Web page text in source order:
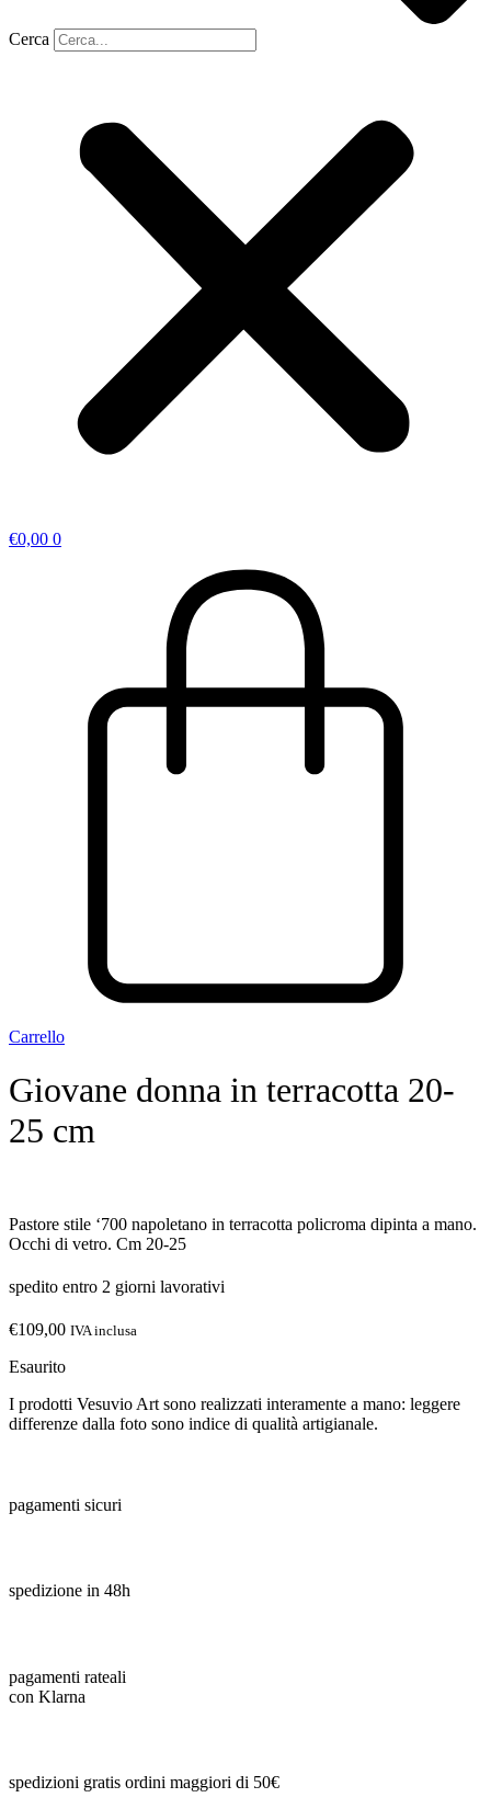
Cerca
€0,00 0
Carrello
Giovane donna in terracotta 20-
25 cm
Pastore stile ‘700 napoletano in terracotta policroma dipinta a mano.
Occhi di vetro. Cm 20-25
spedito entro 2 giorni lavorativi
€109,00 IVA inclusa
Esaurito
I prodotti Vesuvio Art sono realizzati interamente a mano: leggere
differenze dalla foto sono indice di qualità artigianale.
pagamenti sicuri
spedizione in 48h
pagamenti rateali
con Klarna
spedizioni gratis ordini maggiori di 50€